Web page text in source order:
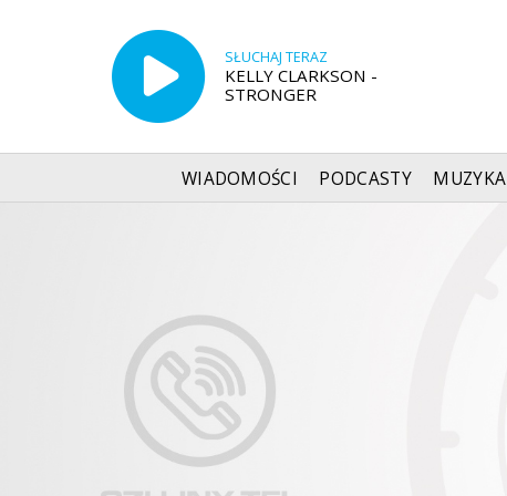
SŁUCHAJ TERAZ
KELLY CLARKSON -
STRONGER
WIADOMOŚCI PODCASTY MUZYKA